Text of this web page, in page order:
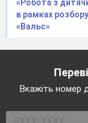
«Робота з
в рамках
«Вальс»
Вкажіть номер